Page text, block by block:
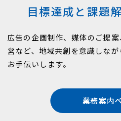
目標達成と課題
広告の企画制作、媒体のご提
営など、 地域共創を意識しな
お手伝いします。
業務案内